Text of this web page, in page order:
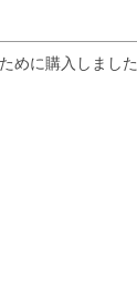
めに購入しまし